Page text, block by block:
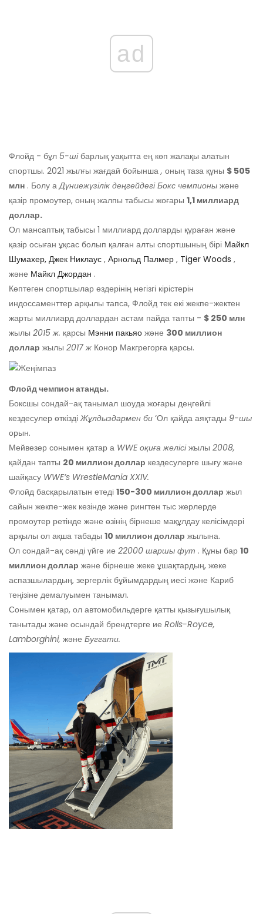
ad
Флойд - бұл 5-шібарлық уақытта ең көп жалақы алатын
спортшы. 2021 жылғы жағдай бойынша, оның таза құны $ 505
млн . Болу аДүниежүзілік деңгейдегі Бокс чемпионы және
қазір промоутер, оның жалпы табысы жоғары 1,1 миллиард
доллар.
Ол мансаптық табысы 1 миллиард долларды құраған және
қазір осыған ұқсас болып қалған алты спортшының бірі Майкл
Шумахер, Джек Никлаус , Арнольд Палмер , Tiger Woods ,
және Майкл Джордан .
Көптеген спортшылар өздерінің негізгі кірістерін
индоссаменттер арқылы тапса, Флойд тек екі жекпе-жектен
жарты миллиард доллардан астам пайда тапты - $ 250 млн
жылы 2015 ж. қарсы Мэнни пакьяо және 300 миллион
доллар жылы 2017 ж Конор Макгрегорға қарсы.
Флойд чемпион атанды.
Боксшы сондай-ақ танымал шоуда жоғары деңгейлі
кездесулер өткіздіЖұлдыздармен би ‘Ол қайда аяқтады 9-шы
орын.
Мейвезер сонымен қатар а WWE оқиға желісіжылы 2008,
қайдан тапты 20 миллион доллар кездесулерге шығу және
шайқасу WWE’s WrestleMania XXIV.
Флойд басқарылатын етеді 150-300 миллион доллар жыл
сайын жекпе-жек кезінде және рингтен тыс жерлерде
промоутер ретінде және өзінің бірнеше мақұлдау келісімдері
арқылы ол ақша табады 10 миллион доллар жылына.
Ол сондай-ақ сәнді үйге ие 22000 шаршы фут . Құны бар 10
миллион доллар және бірнеше жеке ұшақтардың, жеке
аспазшылардың, зергерлік бұйымдардың иесі және Кариб
теңізіне демалуымен танымал.
Сонымен қатар, ол автомобильдерге қатты қызығушылық
танытады және осындай брендтерге ие Rolls-Royce,
Lamborghini, және Буггати.